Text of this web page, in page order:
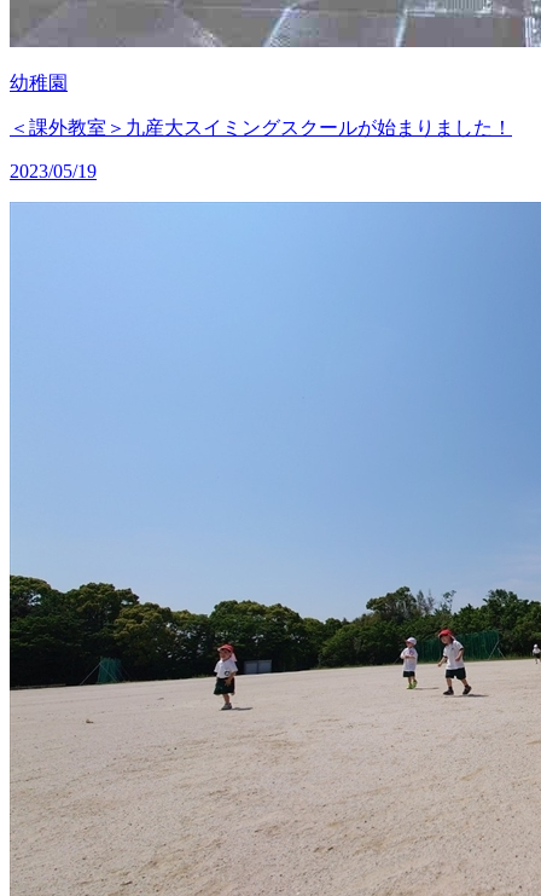
幼稚園
＜課外教室＞九産大スイミングスクールが始まりました！
2023/05/19